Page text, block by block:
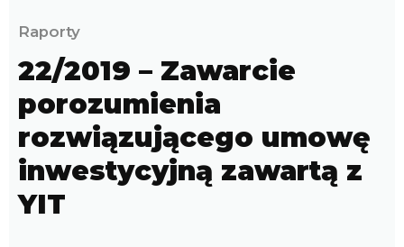
Raporty
22/2019 – Zawarcie
porozumienia
rozwiązującego umowę
inwestycyjną zawartą z
YIT